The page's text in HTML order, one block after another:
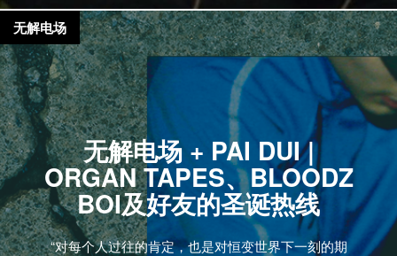
无解电场 + PAI DUI |
ORGAN TAPES、BLOODZ
BOI及好友的圣诞热线
“对每个人过往的肯定，也是对恒变世界下一刻的期
无解电场